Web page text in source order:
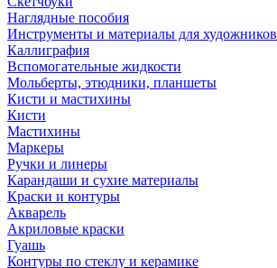
Наглядные пособия
Инструменты и материалы для художников
Каллиграфия
Вспомогательные жидкости
Мольберты, этюдники, планшеты
Кисти и мастихины
Кисти
Мастихины
Маркеры
Ручки и линеры
Карандаши и сухие материалы
Краски и контуры
Акварель
Акриловые краски
Гуашь
Контуры по стеклу и керамике